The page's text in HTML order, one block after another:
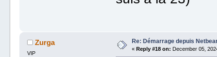
Zurga
VIP
Re: Démarrage depuis
« Reply #18 on: December 05,